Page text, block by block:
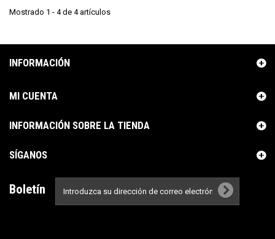
Mostrado 1 - 4 de 4 artículos
INFORMACIÓN
MI CUENTA
INFORMACIÓN SOBRE LA TIENDA
SÍGANOS
Boletín